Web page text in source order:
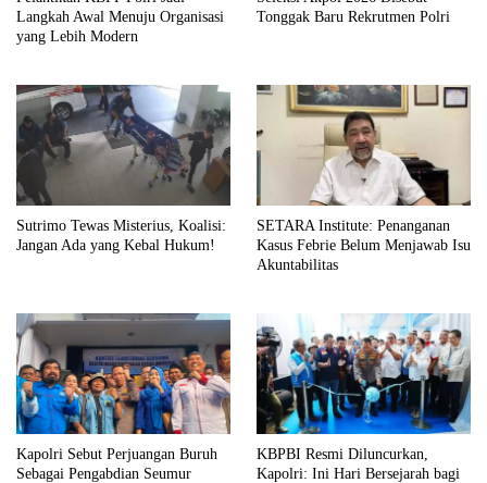
Langkah Awal Menuju Organisasi
yang Lebih Modern
Tonggak Baru Rekrutmen Polri
Sutrimo Tewas Misterius, Koalisi:
Jangan Ada yang Kebal Hukum!
SETARA Institute: Penanganan
Kasus Febrie Belum Menjawab Isu
Akuntabilitas
Kapolri Sebut Perjuangan Buruh
Sebagai Pengabdian Seumur
KBPBI Resmi Diluncurkan,
Kapolri: Ini Hari Bersejarah bagi